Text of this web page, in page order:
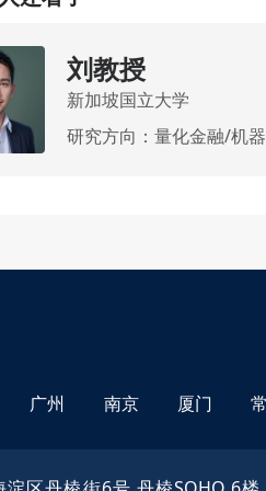
刘教授
新加坡国立大学
研究方向：量化金融/机
广州 南京 厦门